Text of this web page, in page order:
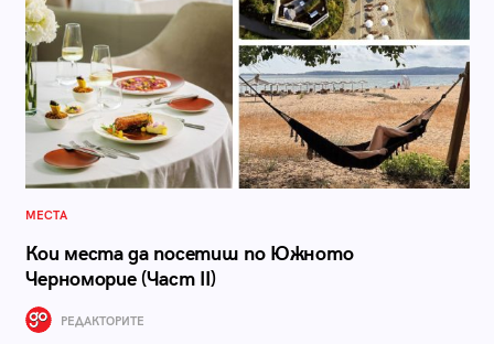
МЕСТА
Кои места да посетиш по Южното
Черноморие (Част II)
РЕДАКТОРИТЕ